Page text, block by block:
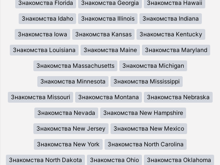
Знакомства Florida Знакомства Georgia Знакомства Hawaii
Знакомства Idaho Знакомства Illinois Знакомства Indiana
Знакомства Iowa Знакомства Kansas Знакомства Kentucky
Знакомства Louisiana Знакомства Maine Знакомства Maryland
Знакомства Massachusetts Знакомства Michigan
Знакомства Minnesota Знакомства Mississippi
Знакомства Missouri Знакомства Montana Знакомства Nebraska
Знакомства Nevada Знакомства New Hampshire
Знакомства New Jersey Знакомства New Mexico
Знакомства New York Знакомства North Carolina
Знакомства North Dakota Знакомства Ohio Знакомства Oklahoma